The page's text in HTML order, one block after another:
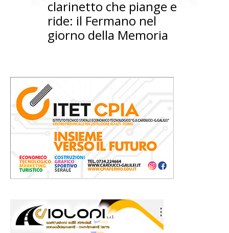
clarinetto che piange e
ride: il Fermano nel
giorno della Memoria